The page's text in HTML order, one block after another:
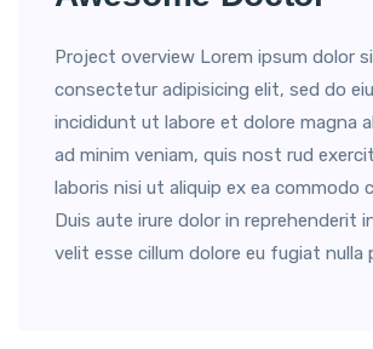
Project overview Lorem ipsum dolor
consectetur adipisicing elit, sed do
incididunt ut labore et dolore magna
ad minim veniam, quis nost rud
laboris nisi ut aliquip ex ea commodo
Duis aute irure dolor in reprehenderit
velit esse cillum dolore eu fugiat nulla